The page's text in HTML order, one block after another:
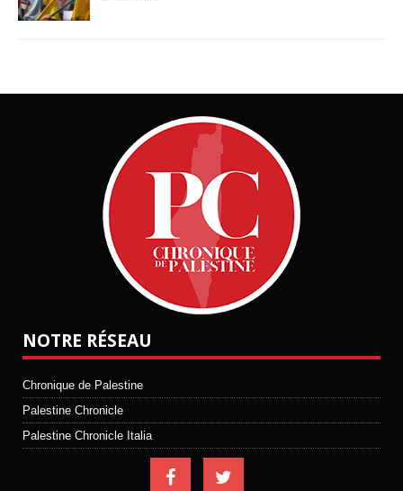
NOTRE RÉSEAU
Chronique de Palestine
Palestine Chronicle
Palestine Chronicle Italia